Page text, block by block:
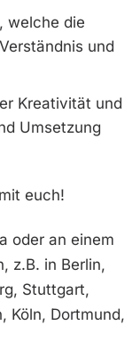
welche die
und
Kreativität und
Umsetzung
euch!
oder an einem
z.B. in Berlin,
Stuttgart,
Köln, Dortmund,